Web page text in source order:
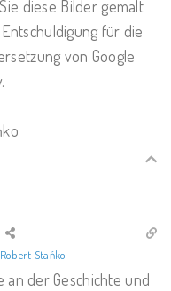
diese Bilder gemalt
für die
von Google
Robert Stańko
an der Geschichte und